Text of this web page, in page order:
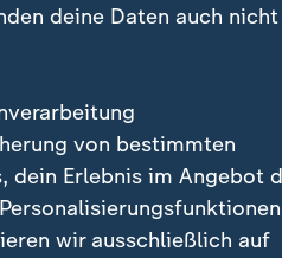
deine Daten auch nicht
von bestimmten
Erlebnis im Angebot
wir ausschließlich auf